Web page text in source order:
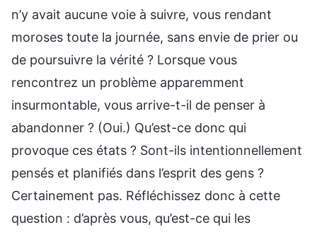
n’y avait aucune voie à suivre, vous rendant
moroses toute la journée, sans envie de prier ou
de poursuivre la vérité ? Lorsque vous
rencontrez un problème apparemment
insurmontable, vous arrive-t-il de penser à
abandonner ? (Oui.) Qu’est-ce donc qui
provoque ces états ? Sont-ils intentionnellement
pensés et planifiés dans l’esprit des gens ?
Certainement pas. Réfléchissez donc à cette
question : d’après vous, qu’est-ce qui les